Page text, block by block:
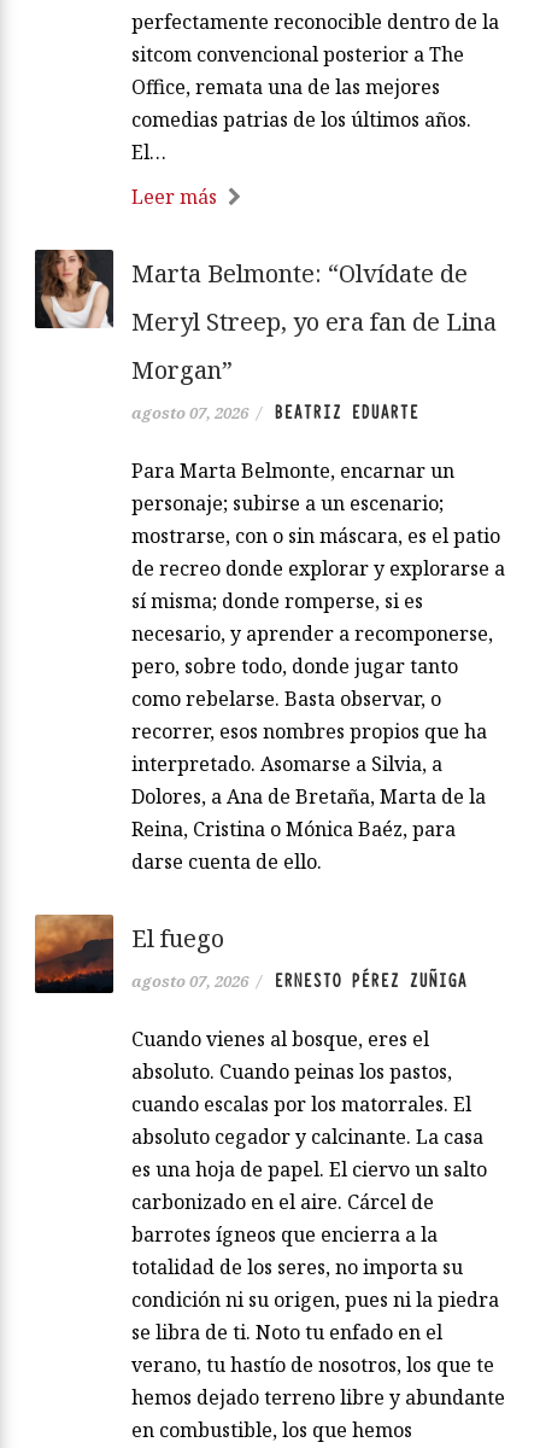
perfectamente reconocible dentro de la
sitcom convencional posterior a The
Office, remata una de las mejores
comedias patrias de los últimos años.
El…
Leer más
Marta Belmonte: “Olvídate de
Meryl Streep, yo era fan de Lina
Morgan”
agosto 07, 2026 / BEATRIZ EDUARTE
Para Marta Belmonte, encarnar un
personaje; subirse a un escenario;
mostrarse, con o sin máscara, es el patio
de recreo donde explorar y explorarse a
sí misma; donde romperse, si es
necesario, y aprender a recomponerse,
pero, sobre todo, donde jugar tanto
como rebelarse. Basta observar, o
recorrer, esos nombres propios que ha
interpretado. Asomarse a Silvia, a
Dolores, a Ana de Bretaña, Marta de la
Reina, Cristina o Mónica Baéz, para
darse cuenta de ello.
El fuego
agosto 07, 2026 / ERNESTO PÉREZ ZUÑIGA
Cuando vienes al bosque, eres el
absoluto. Cuando peinas los pastos,
cuando escalas por los matorrales. El
absoluto cegador y calcinante. La casa
es una hoja de papel. El ciervo un salto
carbonizado en el aire. Cárcel de
barrotes ígneos que encierra a la
totalidad de los seres, no importa su
condición ni su origen, pues ni la piedra
se libra de ti. Noto tu enfado en el
verano, tu hastío de nosotros, los que te
hemos dejado terreno libre y abundante
en combustible, los que hemos